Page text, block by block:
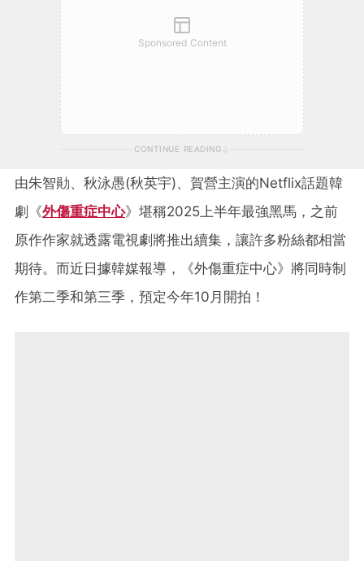
Sponsored Content
CONTINUE READING
由朱智勛、秋泳愚(秋英宇)、賀營主演的Netflix話題韓
劇《外傷重症中心》堪稱2025上半年最強黑馬，之前
原作作家就透露電視劇將推出續集，讓許多粉絲都相當
期待。而近日據韓媒報導，《外傷重症中心》將同時制
作第二季和第三季，預定今年10月開拍！